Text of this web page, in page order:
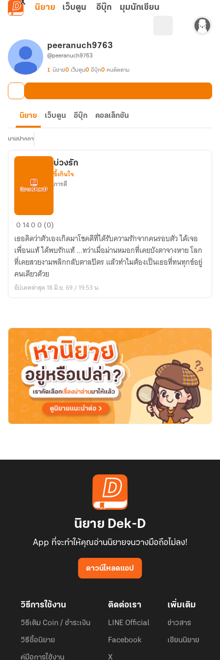
ข้ามไปยังเนื้อหาหลัก
นิยาย เว็บตูน อีบุ๊ก มุมนักเขียน
peeranuch9763
@peeranuch9763
1 นิยาย0 เว็บตูน0 อีบุ๊ก0 คนติดตาม
นิยาย เว็บตูน อีบุ๊ก คอลเล็กชัน
นามปากกา
บ่วง
บ่วงรัก
ซึ้งกินใจ
ภารดี
01400 (0)
เธอคิดว่าตัวเองเกิดมาโชคดีที่ได้รับความรักจากคนรอบตัว ได้เจอ
เพื่อนแท้ ได้พบรักแท้ ...ทว่าเมื่อม่านหมอกที่เคยบังตาจางหาย โลก
ที่เคยสวยงามพลิกกลับตาลปัตร แล้วทำไมต้องเป็นเธอที่ทนทุกข์อยู่
คนเดียวด้วย
อัปเดตล่าสุด 18 มิ.ย. 69 / 19:53 น.
นิยาย Dek-D
App ที่จะทำให้คุณอ่านนิยายจนวางมือถือไม่ลง!
ดาวน์โหลดแอป
วิธีการใช้งาน
วิธีเติม Coin / ชำระเงิน
วิธีซื้อนิยาย
คู่มือการใช้งาน
ติดต่อเรา
LINE Official
Facebook
X
เพิ่มเติม
ข่าวสาร
เขียนนิยาย